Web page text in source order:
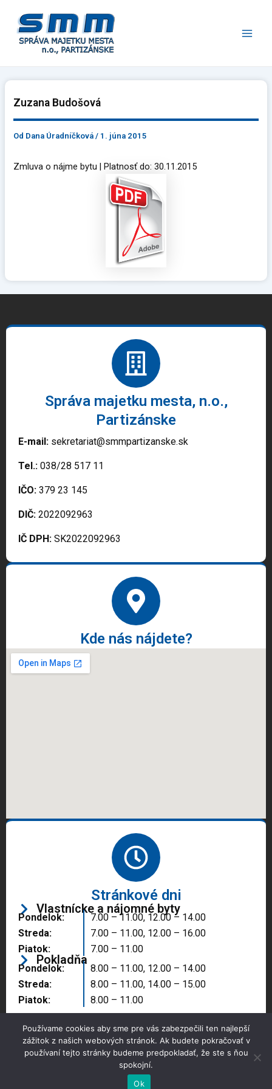
obsah
Zuzana Budošová
Od Dana Úradníčková/ 1. júna 2015
Zmluva o nájme bytu | Platnosť do: 30.11.2015
Správa majetku mesta, n.o.,
Partizánske
E-mail: sekretariat@smmpartizanske.sk
Tel.: 038/28 517 11
IČO: 379 23 145
DIČ: 2022092963
IČ DPH: SK2022092963
Kde nás nájdete?
Stránkové dni
Vlastnícke a nájomné byty
Pondelok:
Streda:
Piatok:
7.00 – 11.00, 12.00 – 14.00
7.00 – 11.00, 12.00 – 16.00
7.00 – 11.00
Pokladňa
Pondelok:
Streda:
Piatok:
8.00 – 11.00, 12.00 – 14.00
8.00 – 11.00, 14.00 – 15.00
8.00 – 11.00
Copyright © 2025 Správa majetku mesta, n.o.,
Partizánske
Používame cookies aby sme pre vás zabezpečili ten najlepší
zážitok z našich webových stránok. Ak budete pokračovať v
používaní tejto stránky budeme predpokladať, že ste s ňou
spokojní.
Ok